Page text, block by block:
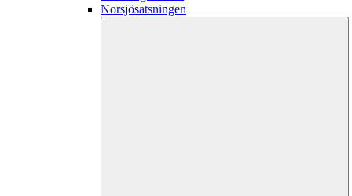
Norsjösatsningen